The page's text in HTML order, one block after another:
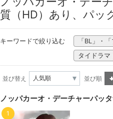
質（HD）あり、パッ
キーワードで絞り込む 「BL」・
タイドラマ
並び替え
並び順
ノッパカーオ・デーチャーパッ
1